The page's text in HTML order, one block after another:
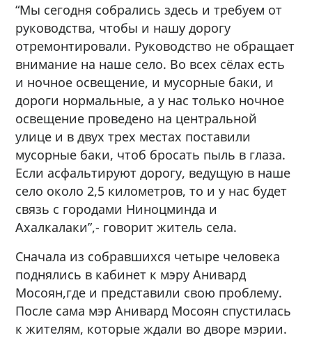
“Мы сегодня собрались здесь и требуем от
руководства, чтобы и нашу дорогу
отремонтировали. Руководство не обращает
внимание на наше село. Во всех сёлах есть
и ночное освещение, и мусорные баки, и
дороги нормальные, а у нас только ночное
освещение проведено на центральной
улице и в двух трех местах поставили
мусорные баки, чтоб бросать пыль в глаза.
Если асфальтируют дорогу, ведущую в наше
село около 2,5 километров, то и у нас будет
связь с городами Ниноцминда и
Ахалкалаки”,- говорит житель села.
Сначала из собравшихся четыре человека
поднялись в кабинет к мэру Анивард
Мосоян,где и представили свою проблему.
После сама мэр Анивард Мосоян спустилась
к жителям, которые ждали во дворе мэрии.